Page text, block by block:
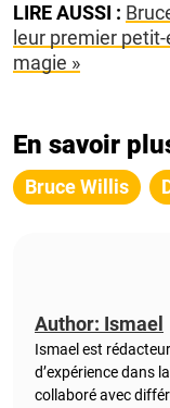
LIRE AUSSI :
leur premier
magie »
En savoir
Bruce Willis
Author: Ismael
Ismael est
d’expérience dans
collaboré avec